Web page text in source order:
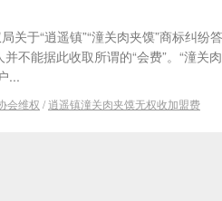
于“逍遥镇”“潼关肉夹馍”商标纠纷答
不能据此收取所谓的“会费”。“潼关
...
会维权 /逍遥镇潼关肉夹馍无权收加盟费